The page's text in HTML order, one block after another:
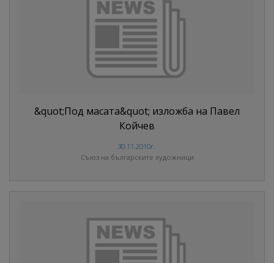
&quot;Под масата&quot; изложба на Павел
Койчев
30.11.2010г.
Съюз на българските художници